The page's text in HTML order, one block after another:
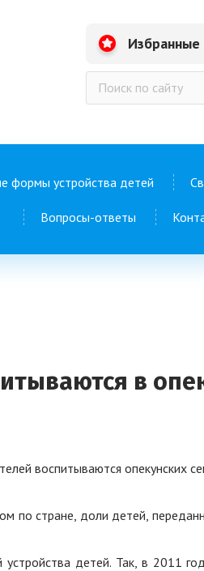
формы устройства детей
Вопросы-ответы
в
воспитываются опекунских
по стране, доли детей,
детей. Так, в 2011